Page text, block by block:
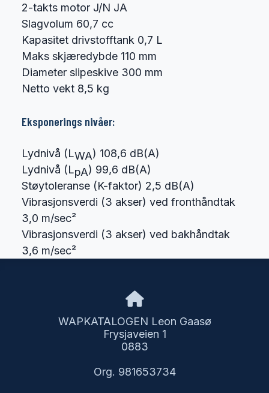
2-takts motor J/N JA
Slagvolum 60,7 cc
Kapasitet drivstofftank 0,7 L
Maks skjæredybde 110 mm
Diameter slipeskive 300 mm
Netto vekt 8,5 kg
Eksponerings nivåer:
Lydnivå (LWA) 108,6 dB(A)
Lydnivå (LpA) 99,6 dB(A)
Støytoleranse (K-faktor) 2,5 dB(A)
Vibrasjonsverdi (3 akser) ved fronthåndtak
3,0 m/sec²
Vibrasjonsverdi (3 akser) ved bakhåndtak
3,6 m/sec²
WAPKATALOGEN Leon Gaasø
Frysjaveien 1
0883
Org. 981653734